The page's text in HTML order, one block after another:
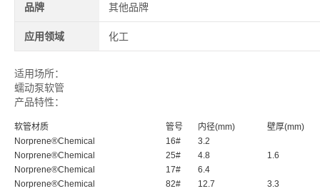
品牌 其他品牌
应用领域 化工
适用场所：
蠕动泵软管
产品特性：
软管材质 管号 内径(mm)
壁厚(mm)
Norprene®Chemical
16#
3.2
1.6
Norprene®Chemical 25#
4.8
Norprene®Chemical
17#
6.4
Norprene®Chemical
82# 12.7 3.3